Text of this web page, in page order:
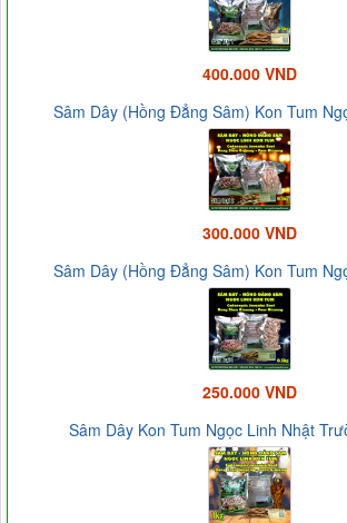
400.000 VND
Sâm Dây (Hồng Đẳng Sâm) Kon Tum
300.000 VND
Sâm Dây (Hồng Đẳng Sâm) Kon Tum
250.000 VND
Sâm Dây Kon Tum Ngọc Linh Nhật